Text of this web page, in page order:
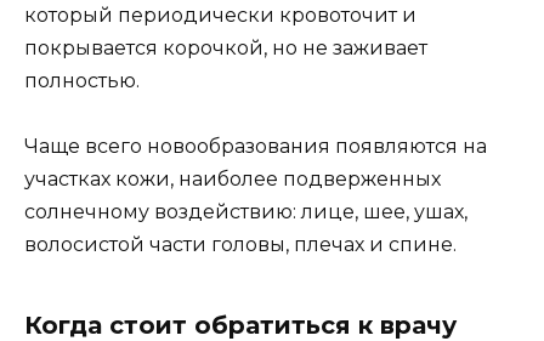
который периодически кровоточит и
покрывается корочкой, но не заживает
полностью.
Чаще всего новообразования появляются на
участках кожи, наиболее подверженных
солнечному воздействию: лице, шее, ушах,
волосистой части головы, плечах и спине.
Когда стоит обратиться к врачу